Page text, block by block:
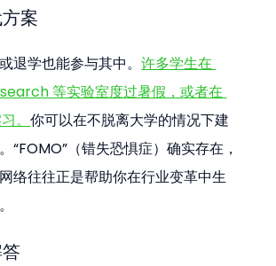
案
退学也能参与其中。许多学生在
等实验室度过暑假，或者在
。你可以在不脱离大学的情况下建
“FOMO”（错失恐惧症）确实存在，
络往往正是帮助你在行业变革中生